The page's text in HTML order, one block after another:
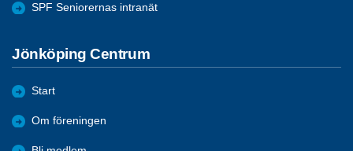
SPF Seniorernas intranät
Jönköping Centrum
Start
Om föreningen